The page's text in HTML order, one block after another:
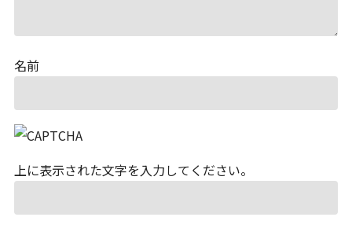
名前
上に表示された文字を入力してください。